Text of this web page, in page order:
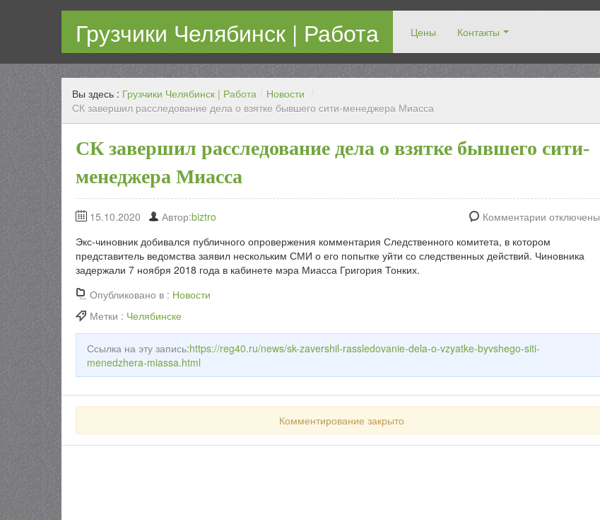
Грузчики Челябинск | Работа Цены Контакты
Работаем каждый день! Переезд любой сложности с грузчиками!
Вы здесь : Грузчики Челябинск | Работа / Новости /
СК завершил расследование дела о взятке бывшего сити-менеджера Миасса
СК завершил расследование дела о взятке бывшего сити-
менеджера Миасса
15.10.2020 Автор:biztro
Комментарии отключены
Экс-чиновник добивался публичного опровержения комментария Следственного комитета, в котором
представитель ведомства заявил нескольким СМИ о его попытке уйти со следственных действий. Чиновника
задержали 7 ноября 2018 года в кабинете мэра Миасса Григория Тонких.
Опубликовано в : Новости
Метки : Челябинске
Ссылка на эту запись:https://reg40.ru/news/sk-zavershil-rassledovanie-dela-o-vzyatke-byvshego-siti-
menedzhera-miassa.html
Комментирование закрыто